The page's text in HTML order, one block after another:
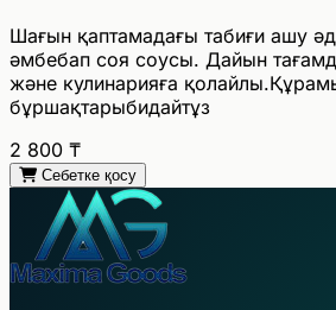
Шағын қаптамадағы табиғи ашу
әмбебап соя соусы. Дайын
және кулинарияға
бұршақтарыбидайтұз
2 800 ₸
Себетке қосу